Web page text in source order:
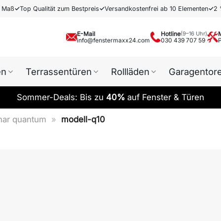
Maß✓Top Qualität zum Bestpreis✓Versandkostenfrei ab 10 Elementen✓2
E-Mail
info@fenstermaxx24.com
Hotline(9–16 Uhr)
030 439 707 59
Terrassentüren Rollläden
Sommer-Deals: Bis zu 40% auf Fenster & Türen
quantum » modell-q10